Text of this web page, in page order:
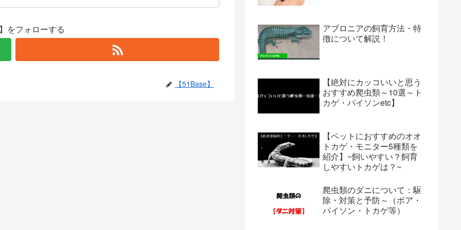
をフォローする
【51Base】
アブロニアの飼育方法・特
徴について解説！
【絶対にカッコいいと思う
おすすめ爬虫類～10選～ト
カゲ・パイソンetc】
【ペットにおすすめのオオ
トカゲ・モニター5種類を
紹介】~飼いやすい？飼育
しやすいトカゲは？~
爬虫類のダニについて：駆
除・対策と予防～（ボア・
パイソン・トカゲ等）